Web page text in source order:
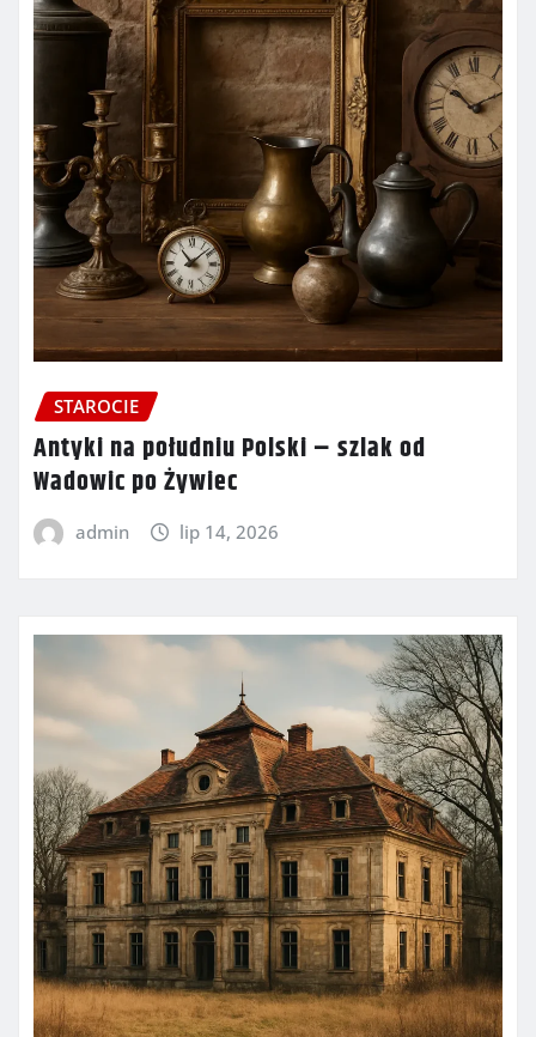
STAROCIE
Antyki na południu Polski – szlak od
Wadowic po Żywiec
admin lip 14, 2026